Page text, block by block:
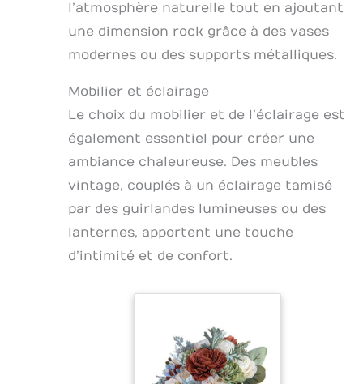
l’atmosphère naturelle tout en ajoutant
une dimension rock grâce à des vases
modernes ou des supports métalliques.
Mobilier et éclairage
Le choix du mobilier et de l’éclairage est
également essentiel pour créer une
ambiance chaleureuse. Des meubles
vintage, couplés à un éclairage tamisé
par des guirlandes lumineuses ou des
lanternes, apportent une touche
d’intimité et de confort.